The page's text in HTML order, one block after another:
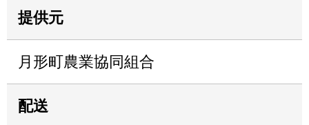
提供元
月形町農業協同組合
配送